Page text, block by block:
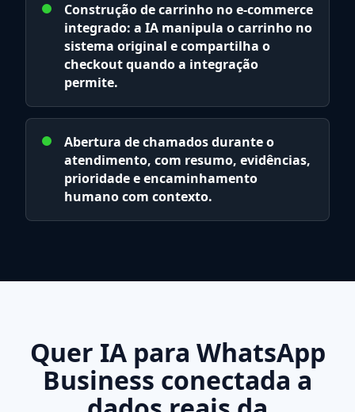
Construção de carrinho no e-commerce
integrado: a IA manipula o carrinho no
sistema original e compartilha o
checkout quando a integração
permite.
Abertura de chamados durante o
atendimento, com resumo, evidências,
prioridade e encaminhamento
humano com contexto.
Quer IA para WhatsApp
Business conectada a